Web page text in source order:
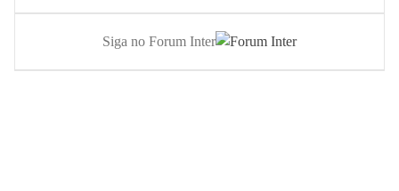
Siga no Forum Inter